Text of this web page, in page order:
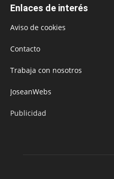
Enlaces de interés
Aviso de cookies
Contacto
Trabaja con nosotros
JoseanWebs
Publicidad